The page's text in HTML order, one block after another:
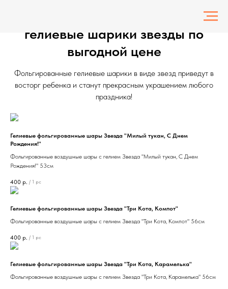
Фольгированные воздушные
гелиевые шарики звезды по
выгодной цене
Фольгированные гелиевые шарики в виде звезд приведут в
восторг ребенка и станут прекрасным украшением любого
праздника!
Гелиевые фольгированные шары Звезда "Милый тукан, С Днем
Рождения!"
Фольгированные воздушные шары с гелием Звезда "Милый тукан, С Днем
Рождения!" 53см
400 р. / 1 pc
Гелиевые фольгированные шары Звезда "Три Кота, Компот"
Фольгированные воздушные шары с гелием Звезда "Три Кота, Компот" 56см
400 р. / 1 pc
Гелиевые фольгированные шары Звезда "Три Кота, Карамелька"
Фольгированные воздушные шары с гелием Звезда "Три Кота, Карамелька" 56см